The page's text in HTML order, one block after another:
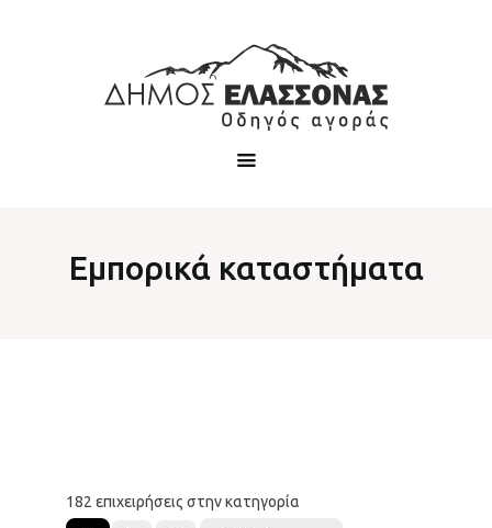
Εμπορικά καταστήματα
182 επιχειρήσεις στην κατηγορία